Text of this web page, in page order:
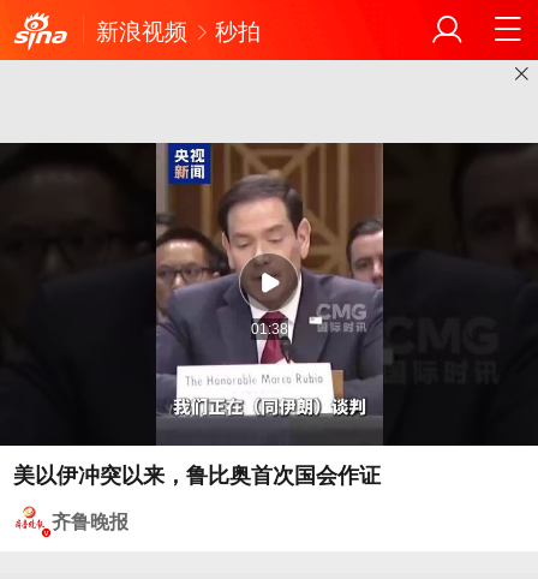
新浪视频 秒拍
01:38
美以伊冲突以来，鲁比奥首次国会作证
齐鲁晚报